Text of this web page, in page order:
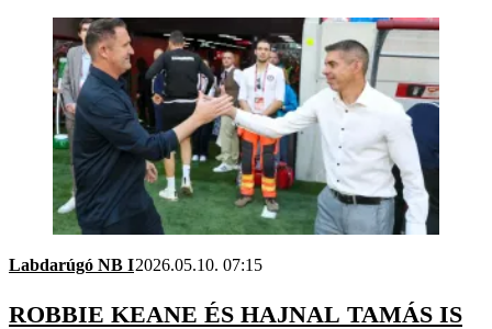
Labdarúgó NB I2026.05.10. 07:15
ROBBIE KEANE ÉS HAJNAL TAMÁS IS